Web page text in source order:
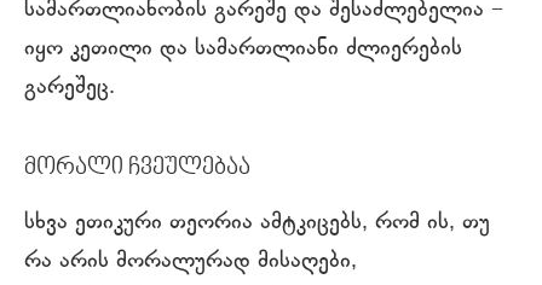
სამართლიანობის გარეშე და შესაძლებელია −
იყო კეთილი და სამართლიანი ძლიერების
გარეშეც.
მორალი ჩვეულებაა
სხვა ეთიკური თეორია ამტკიცებს, რომ ის, თუ
რა არის მორალურად მისაღები,